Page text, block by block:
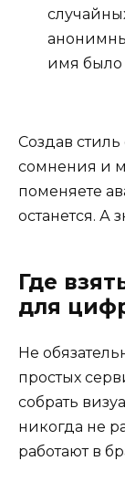
имя
Создав
сомнения и
поменяете
останется. А
Где
для
Не
простых
собрать
никогда не
работают в